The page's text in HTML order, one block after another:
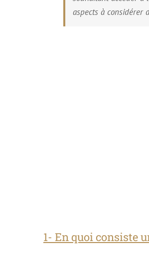
aspects à considérer
1- En quoi consiste